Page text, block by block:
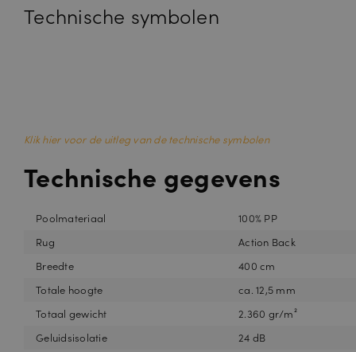
Technische symbolen
Klik hier voor de uitleg van de technische symbolen
Technische gegevens
Poolmateriaal
100% PP
Rug
Action Back
Breedte
400 cm
Totale hoogte
ca. 12,5 mm
Totaal gewicht
2.360 gr/m²
Geluidsisolatie
24 dB